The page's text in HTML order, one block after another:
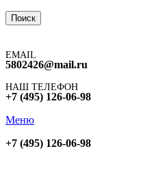
Поиск
EMAIL
5802426@mail.ru
НАШ ТЕЛЕФОН
+7 (495) 126-06-98
Меню
+7 (495) 126-06-98